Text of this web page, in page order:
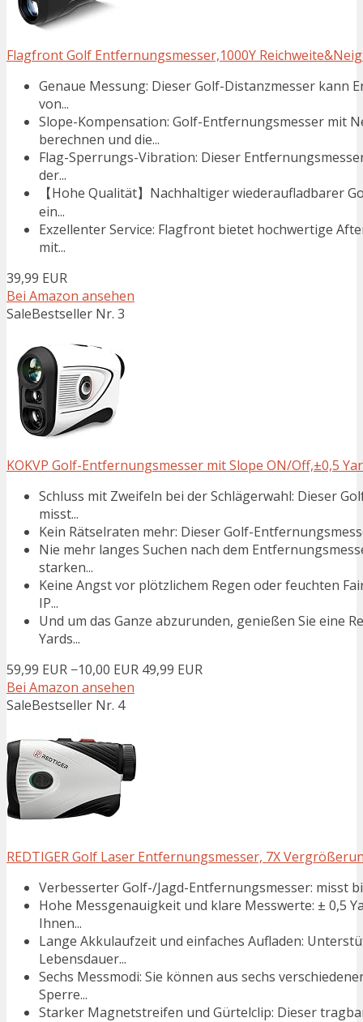
Flagfront Golf Entfernungsmesser,1000Y
Genaue Messung: Dieser Golf-Distanzmesser kann
von...
Slope-Kompensation: Golf-Entfernungsmesser mit
berechnen und die...
Flag-Sperrungs-Vibration: Dieser
der...
【Hohe Qualität】Nachhaltiger wiederaufladbarer
ein...
Exzellenter Service: Flagfront bietet hochwertige
mit...
39,99 EUR
Bei Amazon ansehen
SaleBestseller Nr. 3
KOKVP Golf-Entfernungsmesser mit Slope ON/Off,±0,5
Schluss mit Zweifeln bei der Schlägerwahl: Dieser
misst...
Kein Rätselraten mehr: Dieser Golf-
Nie mehr langes Suchen nach dem
starken...
Keine Angst vor plötzlichem Regen oder feuchten
IP...
Und um das Ganze abzurunden, genießen Sie eine
Yards...
59,99 EUR −10,00 EUR 49,99 EUR
Bei Amazon ansehen
SaleBestseller Nr. 4
REDTIGER Golf Laser Entfernungsmesser, 7X
Verbesserter Golf-/Jagd-Entfernungsmesser: misst
Hohe Messgenauigkeit und klare Messwerte: ± 0,5
Ihnen...
Lange Akkulaufzeit und einfaches Aufladen:
Lebensdauer...
Sechs Messmodi: Sie können aus sechs
Sperre...
Starker Magnetstreifen und Gürtelclip: Dieser